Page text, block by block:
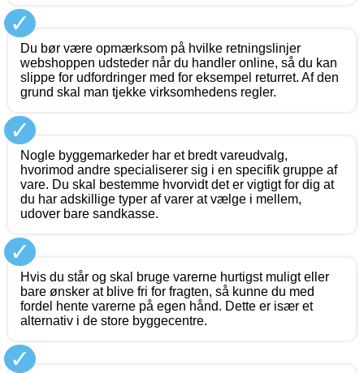
✓
Du bør være opmærksom på hvilke retningslinjer
webshoppen udsteder når du handler online, så du kan
slippe for udfordringer med for eksempel returret. Af den
grund skal man tjekke virksomhedens regler.
✓
Nogle byggemarkeder har et bredt vareudvalg,
hvorimod andre specialiserer sig i en specifik gruppe af
vare. Du skal bestemme hvorvidt det er vigtigt for dig at
du har adskillige typer af varer at vælge i mellem,
udover bare sandkasse.
✓
Hvis du står og skal bruge varerne hurtigst muligt eller
bare ønsker at blive fri for fragten, så kunne du med
fordel hente varerne på egen hånd. Dette er især et
alternativ i de store byggecentre.
✓